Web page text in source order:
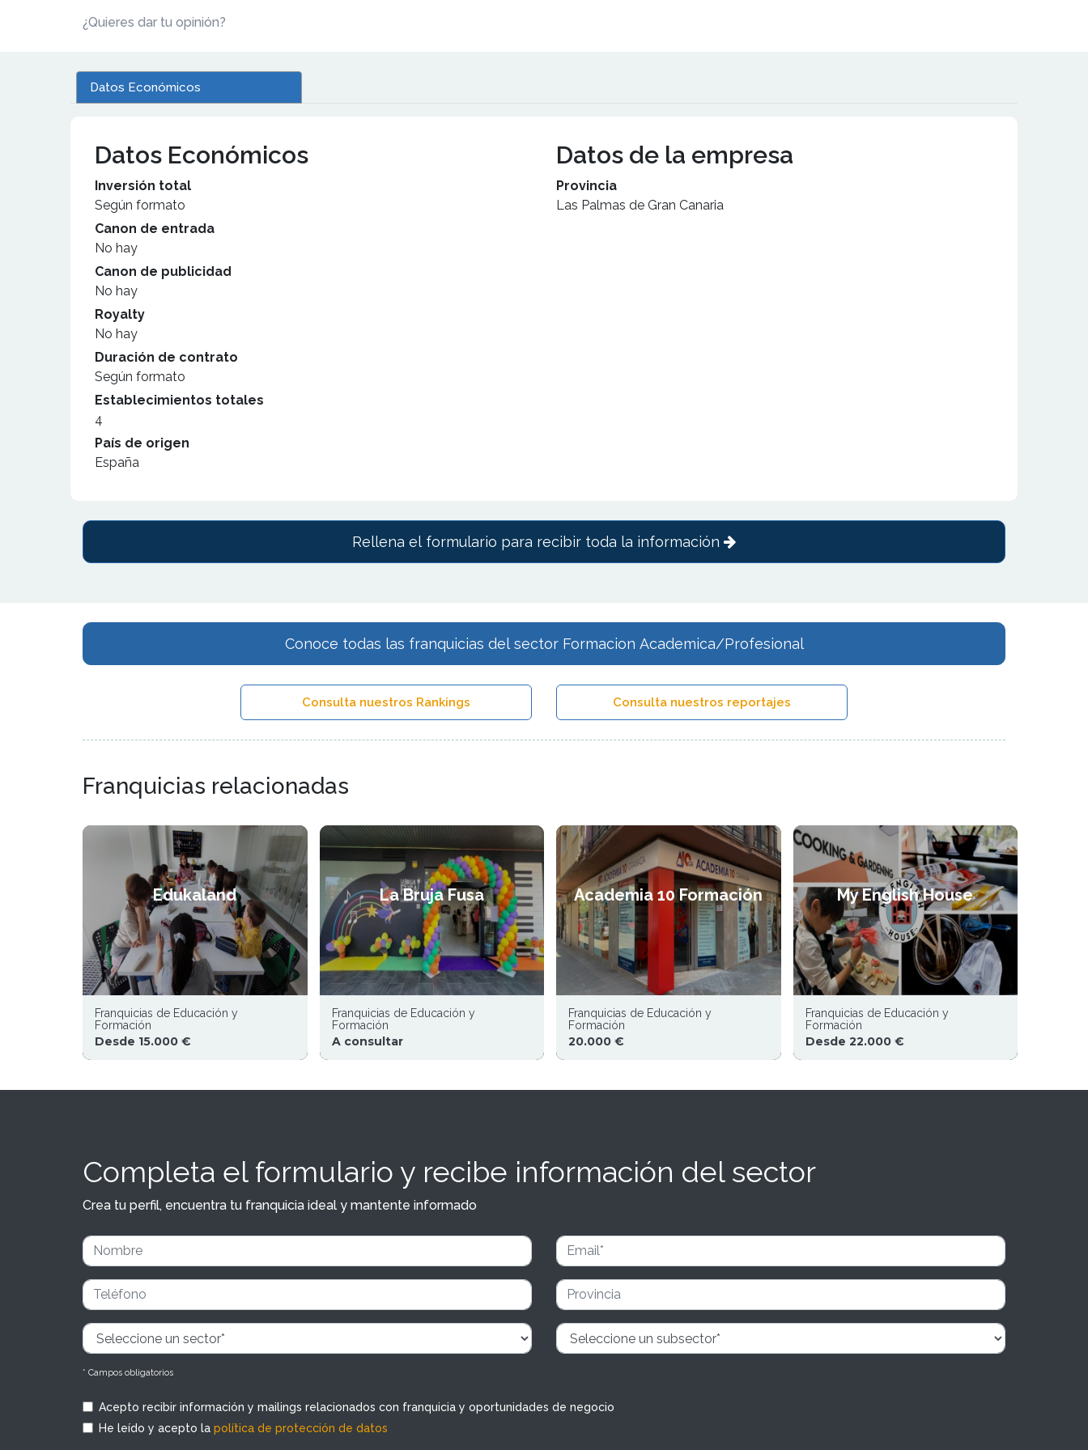
¿Quieres dar tu opinión?
Datos Económicos
Datos Económicos
Inversión total
Según formato
Canon de entrada
No hay
Canon de publicidad
No hay
Royalty
No hay
Duración de contrato
Según formato
Establecimientos totales
4
País de origen
España
Datos de la empresa
Provincia
Las Palmas de Gran Canaria
Rellena el formulario para recibir toda la información
Conoce todas las franquicias del sector Formacion Academica/Profesional
Consulta nuestros Rankings Consulta nuestros reportajes
Franquicias relacionadas
Edukaland
Franquicias de Educación y
Formación
Desde 15.000 €
La Bruja Fusa
Franquicias de Educación y
Formación
A consultar
Academia 10 Formación
Franquicias de Educación y
Formación
20.000 €
My English House
Franquicias de Educación y
Formación
Desde 22.000 €
Completa el formulario y recibe información del sector
Crea tu perfil, encuentra tu franquicia ideal y mantente informado
* Campos obligatorios
Acepto recibir información y mailings relacionados con franquicia y oportunidades de negocio
He leído y acepto la política de protección de datos